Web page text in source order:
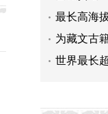
最长高海
为藏文古
世界最长